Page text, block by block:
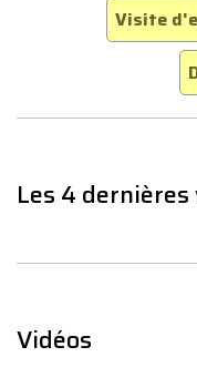
Visite
Les 4
Vidéos